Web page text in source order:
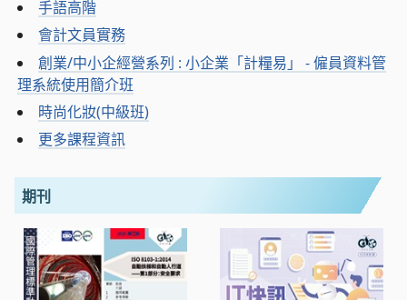
手語高階
會計文員實務
創業/中小企經營系列 : 小企業「計糧易」 - 僱員資料管
理系統使用簡介班
時尚化妝(中級班)
更多課程資訊
期刊